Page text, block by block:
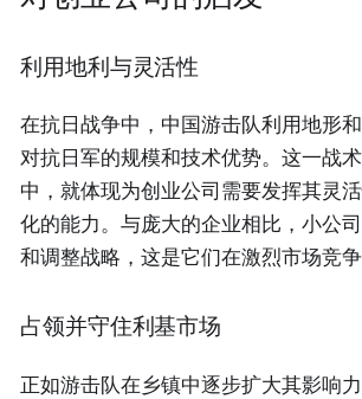
利用地利与灵活性
在抗日战争中，中国游击队利用地形
对抗日军的规模和技术优势。这一战
中，就体现为创业公司需要发挥其灵
化的能力。与庞大的企业相比，小公
和调整战略，这是它们在激烈市场竞争
占领并守住利基市场
正如游击队在乡镇中逐步扩大其影响